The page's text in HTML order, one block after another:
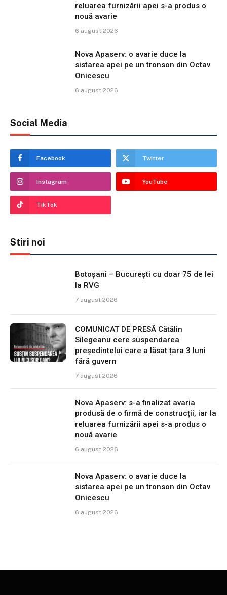
reluarea furnizării apei s-a produs o
nouă avarie
6 august 2026
Nova Apaserv: o avarie duce la
sistarea apei pe un tronson din Octav
Onicescu
6 august 2026
Social Media
Facebook Twitter
Instagram YouTube
TikTok
Stiri noi
Botoșani – București cu doar 75 de lei
la RVG
7 august 2026
COMUNICAT DE PRESĂ Cătălin
Silegeanu cere suspendarea
președintelui care a lăsat țara 3 luni
fără guvern
7 august 2026
Nova Apaserv: s-a finalizat avaria
produsă de o firmă de construcții, iar la
reluarea furnizării apei s-a produs o
nouă avarie
6 august 2026
Nova Apaserv: o avarie duce la
sistarea apei pe un tronson din Octav
Onicescu
6 august 2026